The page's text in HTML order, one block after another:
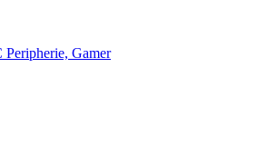
Peripherie, Gamer